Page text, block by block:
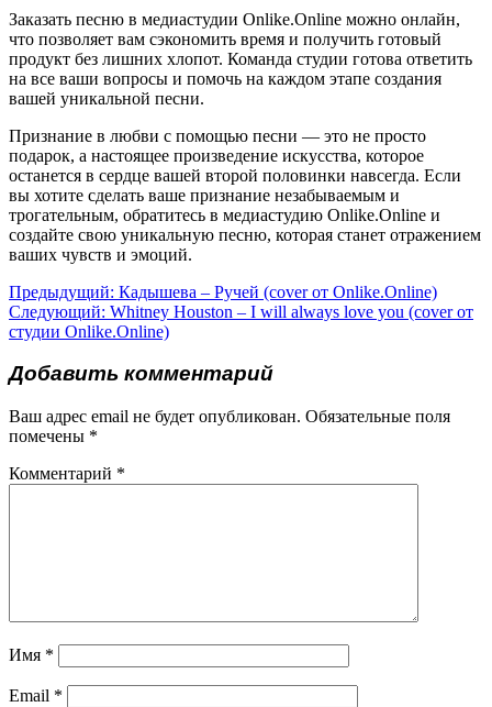
Заказать песню в медиастудии Onlike.Online можно онлайн,
что позволяет вам сэкономить время и получить готовый
продукт без лишних хлопот. Команда студии готова ответить
на все ваши вопросы и помочь на каждом этапе создания
вашей уникальной песни.
Признание в любви с помощью песни — это не просто
подарок, а настоящее произведение искусства, которое
останется в сердце вашей второй половинки навсегда. Если
вы хотите сделать ваше признание незабываемым и
трогательным, обратитесь в медиастудию Onlike.Online и
создайте свою уникальную песню, которая станет отражением
ваших чувств и эмоций.
Навигация
по
записям
Предыдущий: Предыдущая
запись:
Кадышева – Ручей (cover от Onlike.Online)
Следующий: Следующая
запись:
Whitney Houston – I will always love you (cover от
студии Onlike.Online)
Добавить комментарий
Ваш адрес email не будет опубликован. Обязательные поля
помечены *
Комментарий *
Имя *
Email *